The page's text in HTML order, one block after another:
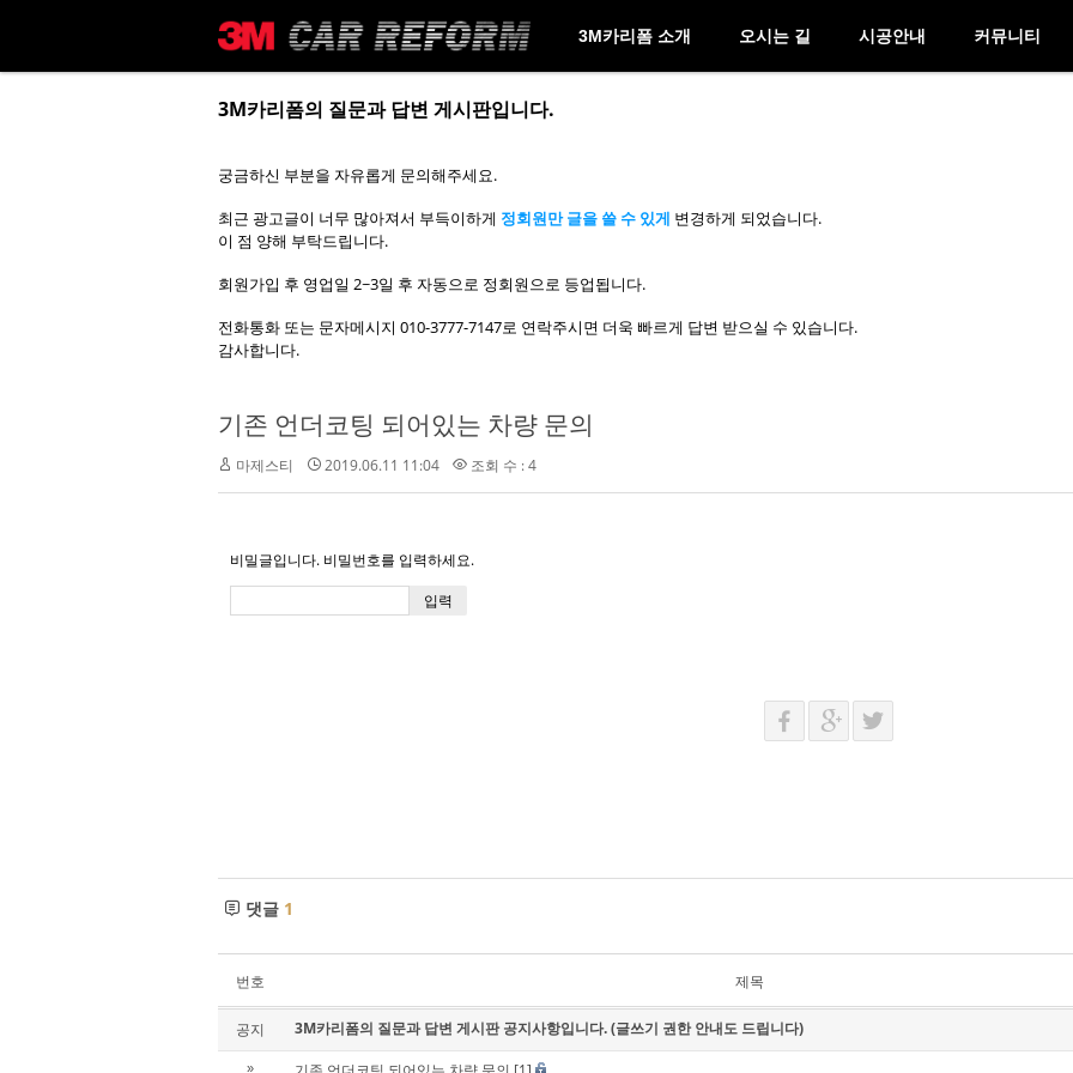
메뉴 건너뛰기
3M카리폼 소개 오시는 길 시공안내 커뮤니티
3M카리폼의 질문과 답변 게시판입니다.
궁금하신 부분을 자유롭게 문의해주세요.
최근 광고글이 너무 많아져서 부득이하게 정회원만 글을 쓸 수 있게 변경하게 되었습니다.
이 점 양해 부탁드립니다.
회원가입 후 영업일 2~3일 후 자동으로 정회원으로 등업됩니다.
전화통화 또는 문자메시지 010-3777-7147로 연락주시면 더욱 빠르게 답변 받으실 수 있습니다.
감사합니다.
기존 언더코팅 되어있는 차량 문의
마제스티 2019.06.11 11:04 조회 수 : 4
비밀글입니다. 비밀번호를 입력하세요.
댓글 1
번호 제목
공지 3M카리폼의 질문과 답변 게시판 공지사항입니다. (글쓰기 권한 안내도 드립니다)
»